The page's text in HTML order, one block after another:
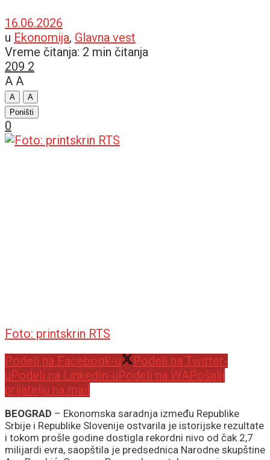
16.06.2026
u Ekonomija, Glavna vest
Vreme čitanja: 2 min čitanja
209 2
A A
A
A
Poništi
0
Foto: printskrin RTS
Podeli na Facebook-u
Podeli na Twitter-
uPodeli na LinkedIn-uPodeli na WAPošalji
prijatelju na mail
BEOGRAD – Ekonomska saradnja između Republike
Srbije i Republike Slovenije ostvarila je istorijske rezultate
i tokom prošle godine dostigla rekordni nivo od čak 2,7
milijardi evra, saopštila je predsednica Narodne skupštine